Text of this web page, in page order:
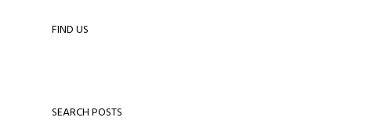
FIND US
SEARCH POSTS